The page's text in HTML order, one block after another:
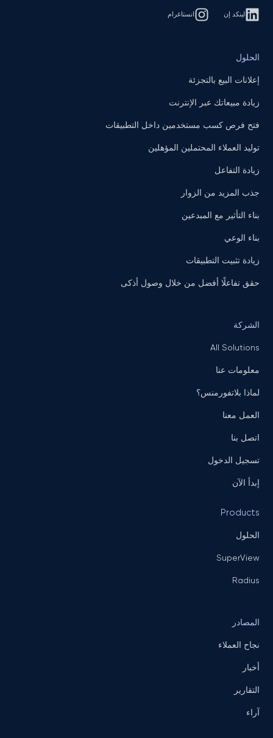
لينكد إن انستاغرام
الحلول
إعلانات البيع بالتجزئة
زيادة مبيعاتك عبر الإنترنت
فتح فرص كسب مستخدمين داخل التطبيقات
توليد العملاء المحتملين المؤهلين
زيادة التفاعل
جذب المزيد من الزوار
بناء التأثير مع المبدعين
بناء الوعي
زيادة تثبيت التطبيقات
حقق تفاعلًا أفضل من خلال وصول أذكى
الشركة
All Solutions
معلومات عنا
لماذا بلاتفورمنس؟
العمل معنا
اتصل بنا
تسجيل الدخول
إبدأ الآن
Products
الحلول
SuperView
Radius
المصادر
نجاح العملاء
أخبار
التقارير
آراء